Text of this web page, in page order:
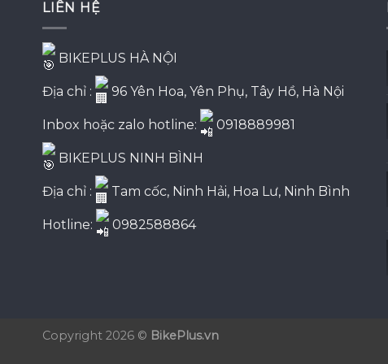
LIÊN HỆ
BIKEPLUS HÀ NỘI
Địa chỉ : 96 Yên Hoa, Yên Phụ, Tây Hồ, Hà Nội
Inbox hoặc zalo hotline: 0918889981
BIKEPLUS NINH BÌNH
Địa chỉ : Tam cốc, Ninh Hải, Hoa Lư, Ninh Bình
Hotline: 0982588864
Copyright 2026 © BikePlus.vn